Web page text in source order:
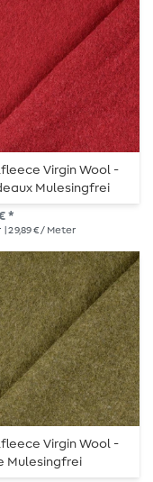
Virgin Wool -
Mulesingfrei
*
| 29,89 € / Meter
Virgin Wool -
Mulesingfrei